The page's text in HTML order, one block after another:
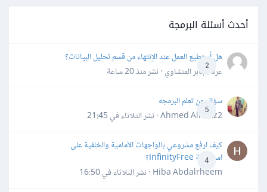
أحدث أسئلة البرمجة
2
هل أستطيع العمل عند الإنتهاء من قسم تحليل البيانات؟
عرفه جابر المنشاوي · نشرمنذ 20 ساعة
5
سؤال عن تعلم البرمجه
Ahmed Alhafiz2 · نشر
الثلاثاء في 21:45
4
كيف ارفع مشروعي بالواجهات الأمامية والخلفية على
استضافة InfinityFree؟
Hiba Abdalrheem · نشر
الثلاثاء في 16:50